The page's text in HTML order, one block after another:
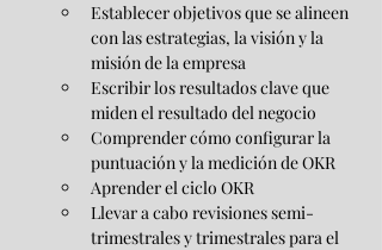
Establecer objetivos que se alineen
con las estrategias, la visión y la
misión de la empresa
Escribir los resultados clave que
miden el resultado del negocio
Comprender cómo configurar la
puntuación y la medición de OKR
Aprender el ciclo OKR
Llevar a cabo revisiones semi-
trimestrales y trimestrales para el